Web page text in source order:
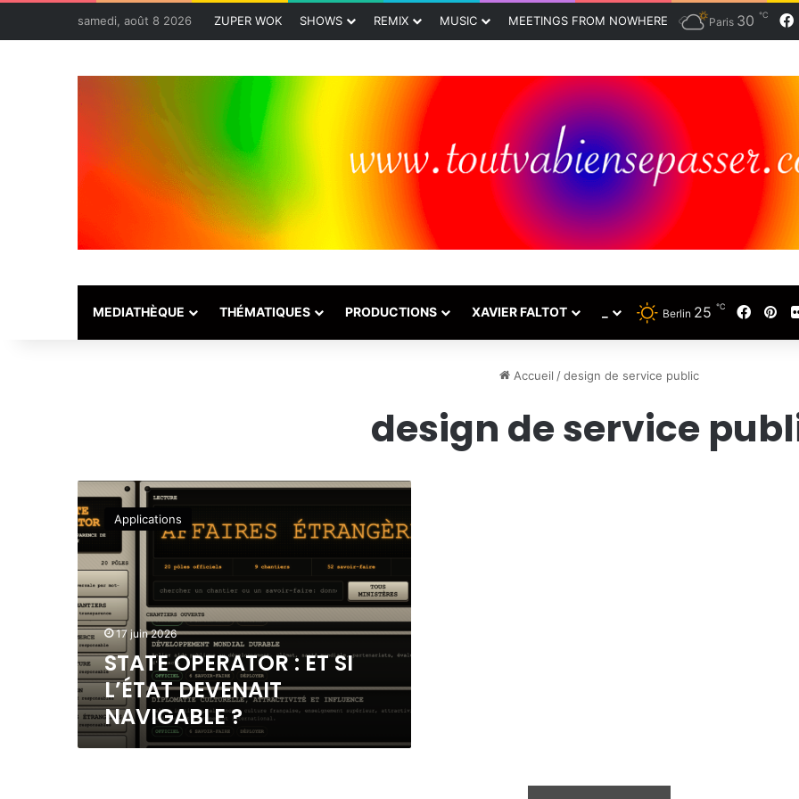
samedi, août 8 2026 ZUPER WOK SHOWS REMIX MUSIC MEETINGS FROM NOWHERE Paris 30 ℃
MEDIATHÈQUE THÉMATIQUES PRODUCTIONS XAVIER FALTOT Berlin 25 ℃
Accueil /design de service public
design de service
T
A
T
O
P
E
R
A
T
O
R
:
E
Applications
17 juin 2026
STATE OPERATOR : ET SI
L’ÉTAT DEVENAIT
NAVIGABLE ?